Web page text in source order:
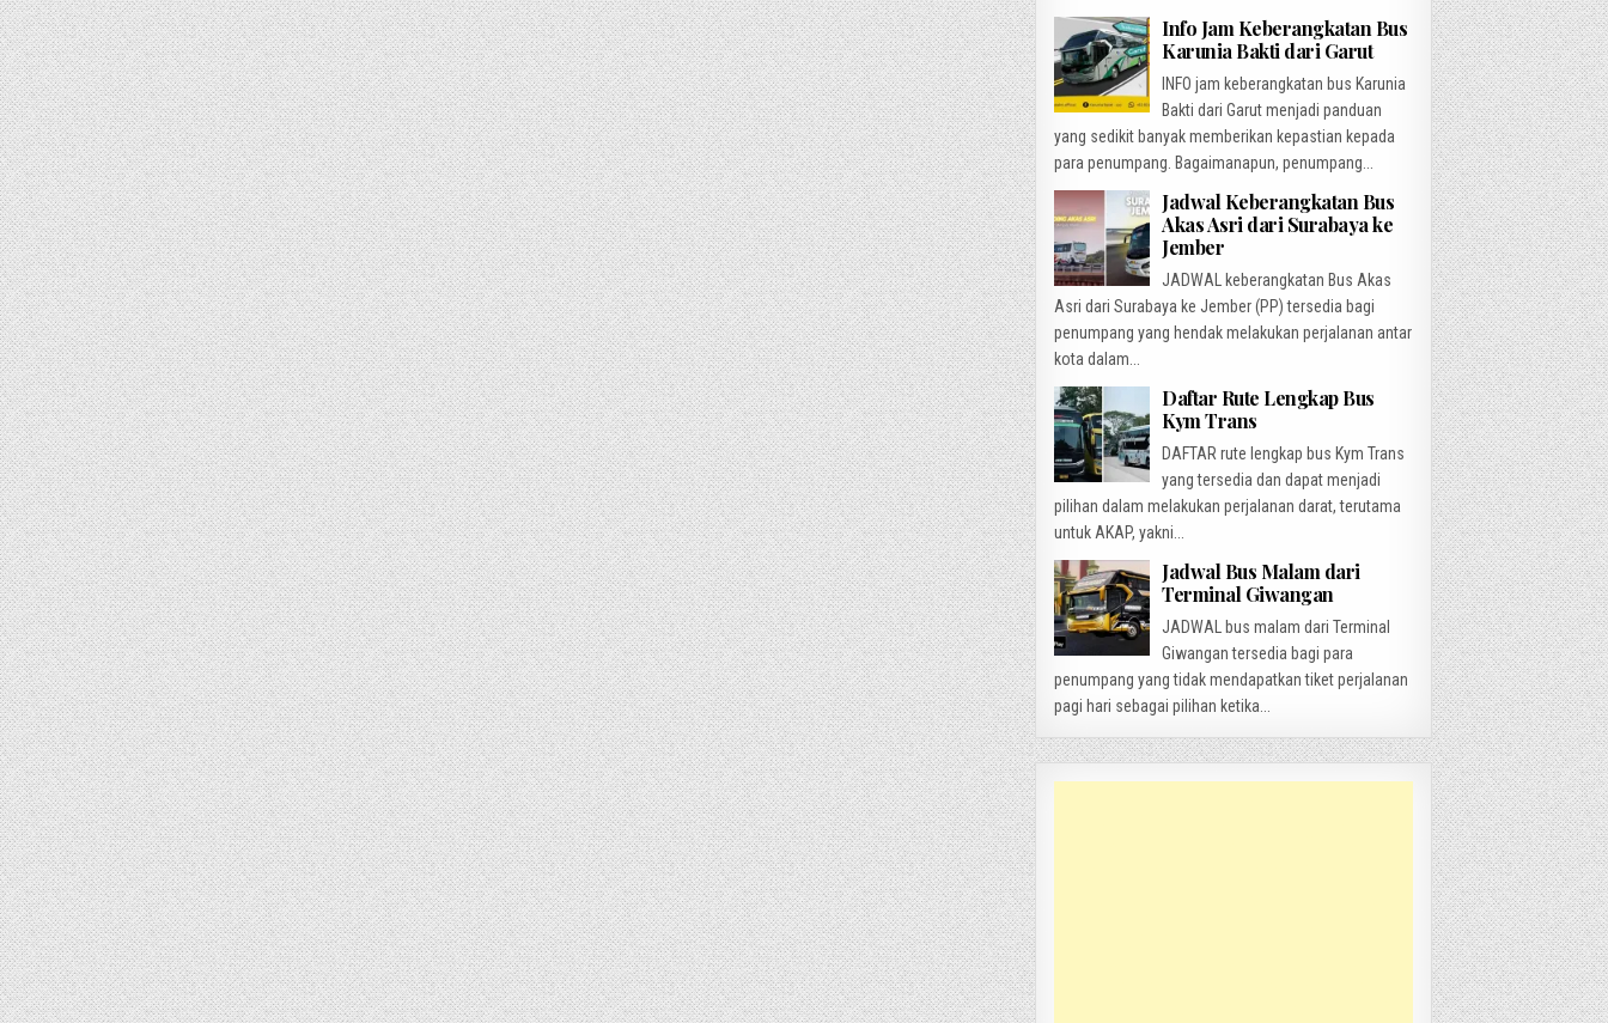
Info Jam Keberangkatan Bus
Karunia Bakti dari Garut
INFO jam keberangkatan bus Karunia
Bakti dari Garut menjadi panduan
yang sedikit banyak memberikan kepastian kepada
para penumpang. Bagaimanapun, penumpang...
Jadwal Keberangkatan Bus
Akas Asri dari Surabaya ke
Jember
JADWAL keberangkatan Bus Akas
Asri dari Surabaya ke Jember (PP) tersedia bagi
penumpang yang hendak melakukan perjalanan antar
kota dalam...
Daftar Rute Lengkap Bus
Kym Trans
DAFTAR rute lengkap bus Kym Trans
yang tersedia dan dapat menjadi
pilihan dalam melakukan perjalanan darat, terutama
untuk AKAP, yakni...
Jadwal Bus Malam dari
Terminal Giwangan
JADWAL bus malam dari Terminal
Giwangan tersedia bagi para
penumpang yang tidak mendapatkan tiket perjalanan
pagi hari sebagai pilihan ketika...